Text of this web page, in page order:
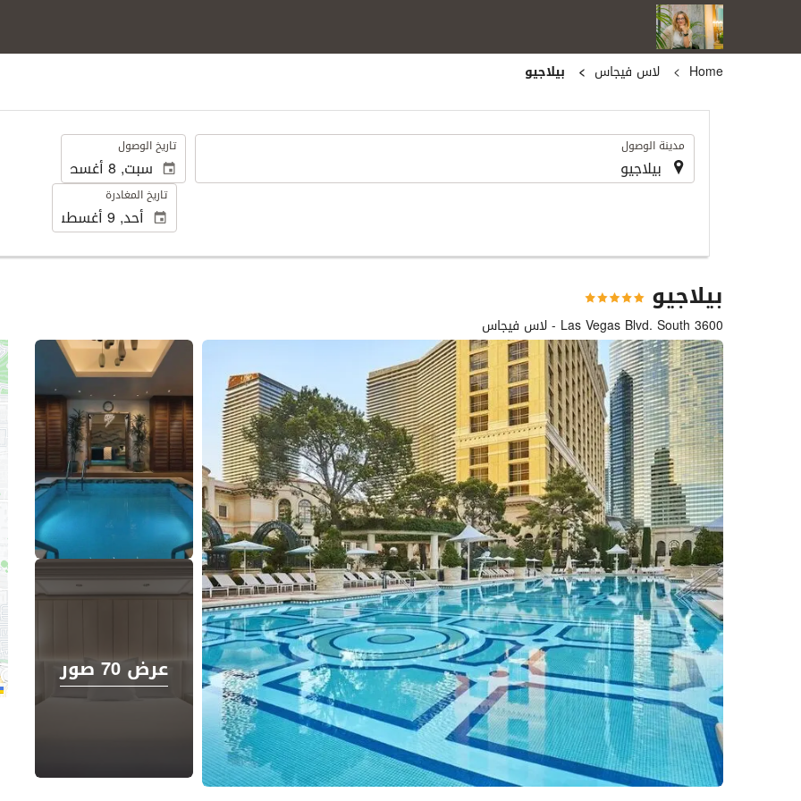
Home
لاس فيجاس بيلاجيو
. مدينة الوصول . تاريخ الوصول
تاريخ المغادرة
بيلاجيو
3600 Las Vegas Blvd. South - لاس فيجاس
عرض 70 صور
عرض 70 صور